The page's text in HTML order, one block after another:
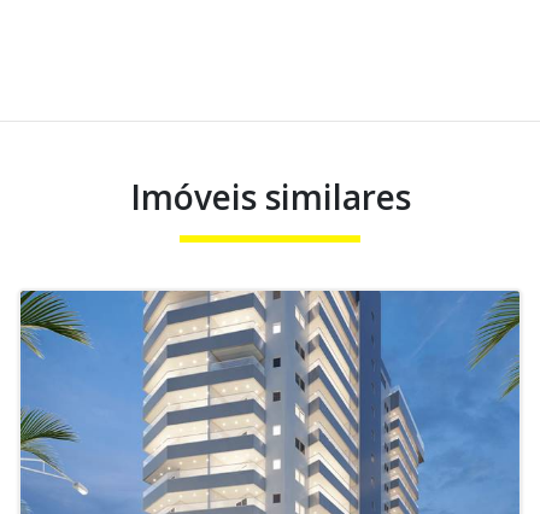
Imóveis similares